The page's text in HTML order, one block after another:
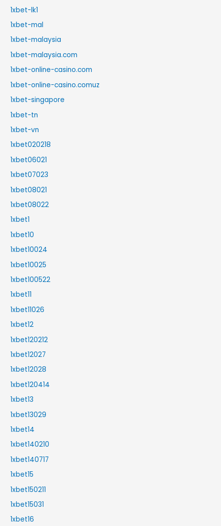
1xbet-lk1
1xbet-mal
1xbet-malaysia
1xbet-malaysia.com
1xbet-online-casino.com
1xbet-online-casino.comuz
1xbet-singapore
1xbet-tn
1xbet-vn
1xbet020218
1xbet06021
1xbet07023
1xbet08021
1xbet08022
1xbet1
1xbet10
1xbet10024
1xbet10025
1xbet100522
1xbet11
1xbet11026
1xbet12
1xbet120212
1xbet12027
1xbet12028
1xbet120414
1xbet13
1xbet13029
1xbet14
1xbet140210
1xbet140717
1xbet15
1xbet150211
1xbet15031
1xbet16